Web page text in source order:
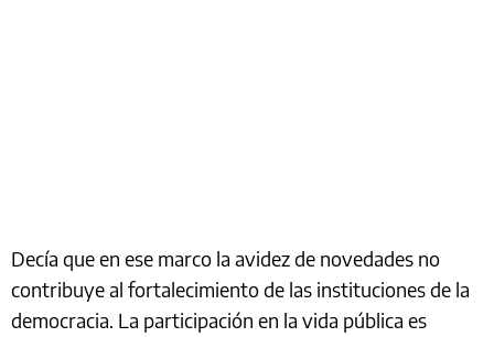
Decía que en ese marco la avidez de novedades no
contribuye al fortalecimiento de las instituciones de la
democracia. La participación en la vida pública es